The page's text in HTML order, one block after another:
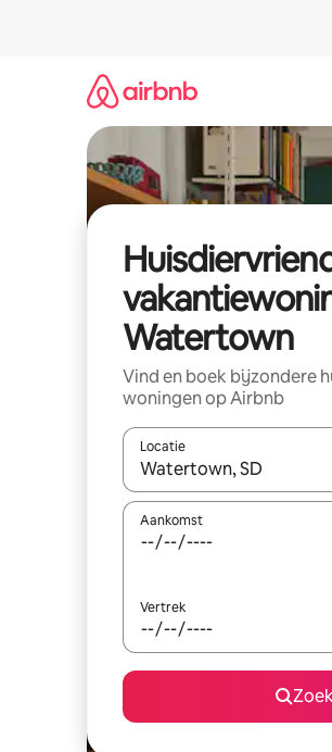
Watertown
Vind en boek bijzondere
woningen op Airbnb
Locatie
Wanneer er suggesties
Aankomst
Vertrek